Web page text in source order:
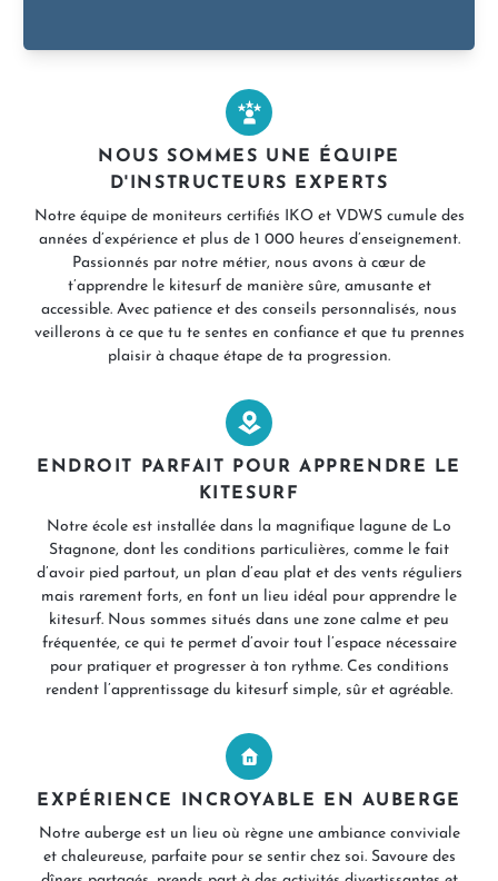
NOUS SOMMES UNE ÉQUIPE
D'INSTRUCTEURS EXPERTS
Notre équipe de moniteurs certifiés IKO et VDWS cumule des
années d’expérience et plus de 1 000 heures d’enseignement.
Passionnés par notre métier, nous avons à cœur de
t’apprendre le kitesurf de manière sûre, amusante et
accessible. Avec patience et des conseils personnalisés, nous
veillerons à ce que tu te sentes en confiance et que tu prennes
plaisir à chaque étape de ta progression.
ENDROIT PARFAIT POUR APPRENDRE LE
KITESURF
Notre école est installée dans la magnifique lagune de Lo
Stagnone, dont les conditions particulières, comme le fait
d’avoir pied partout, un plan d’eau plat et des vents réguliers
mais rarement forts, en font un lieu idéal pour apprendre le
kitesurf. Nous sommes situés dans une zone calme et peu
fréquentée, ce qui te permet d’avoir tout l’espace nécessaire
pour pratiquer et progresser à ton rythme. Ces conditions
rendent l’apprentissage du kitesurf simple, sûr et agréable.
EXPÉRIENCE INCROYABLE EN AUBERGE
Notre auberge est un lieu où règne une ambiance conviviale
et chaleureuse, parfaite pour se sentir chez soi. Savoure des